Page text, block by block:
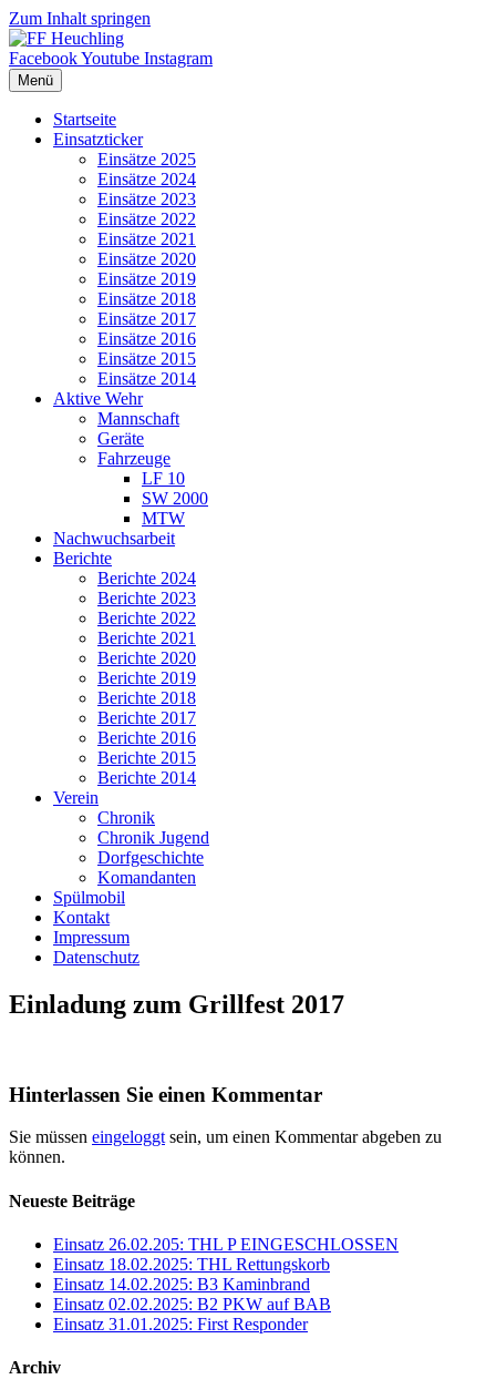
Zum Inhalt springen
FacebookYoutube Instagram
Menü
Startseite
Einsatzticker
Einsätze 2025
Einsätze 2024
Einsätze 2023
Einsätze 2022
Einsätze 2021
Einsätze 2020
Einsätze 2019
Einsätze 2018
Einsätze 2017
Einsätze 2016
Einsätze 2015
Einsätze 2014
Aktive Wehr
Mannschaft
Geräte
Fahrzeuge
LF 10
SW 2000
MTW
Nachwuchsarbeit
Berichte
Berichte 2024
Berichte 2023
Berichte 2022
Berichte 2021
Berichte 2020
Berichte 2019
Berichte 2018
Berichte 2017
Berichte 2016
Berichte 2015
Berichte 2014
Verein
Chronik
Chronik Jugend
Dorfgeschichte
Komandanten
Spülmobil
Kontakt
Impressum
Datenschutz
Einladung zum Grillfest 2017
Hinterlassen Sie einen Kommentar
Sie müssen eingeloggt sein, um einen Kommentar abgeben zu
können.
Neueste Beiträge
Einsatz 26.02.205: THL P EINGESCHLOSSEN
Einsatz 18.02.2025: THL Rettungskorb
Einsatz 14.02.2025: B3 Kaminbrand
Einsatz 02.02.2025: B2 PKW auf BAB
Einsatz 31.01.2025: First Responder
Archiv